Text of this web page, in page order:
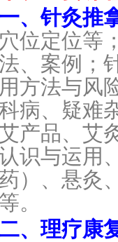
一、针灸推
穴位定位等
法、案例；
用方法与风
病、疑难
产品、艾
识与运用
）、悬灸
等。
、理疗康